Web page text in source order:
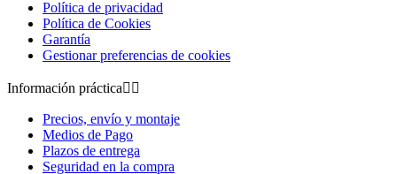
Política de privacidad
Política de Cookies
Garantía
Gestionar preferencias de cookies
Información práctica 
Precios, envío y montaje
Medios de Pago
Plazos de entrega
Seguridad en la compra